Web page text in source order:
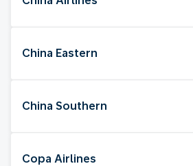
China Eastern
China Southern
Copa Airlines